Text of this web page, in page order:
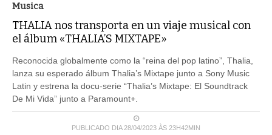
Musica
THALIA nos transporta en un viaje musical con
el álbum «THALIA’S MIXTAPE»
Reconocida globalmente como la “reina del pop latino”, Thalia,
lanza su esperado álbum Thalia’s Mixtape junto a Sony Music
Latin y estrena la docu-serie “Thalia’s Mixtape: El Soundtrack
De Mi Vida” junto a Paramount+.
PUBLICADO DIA 28/04/2023 ÀS 23H42MIN